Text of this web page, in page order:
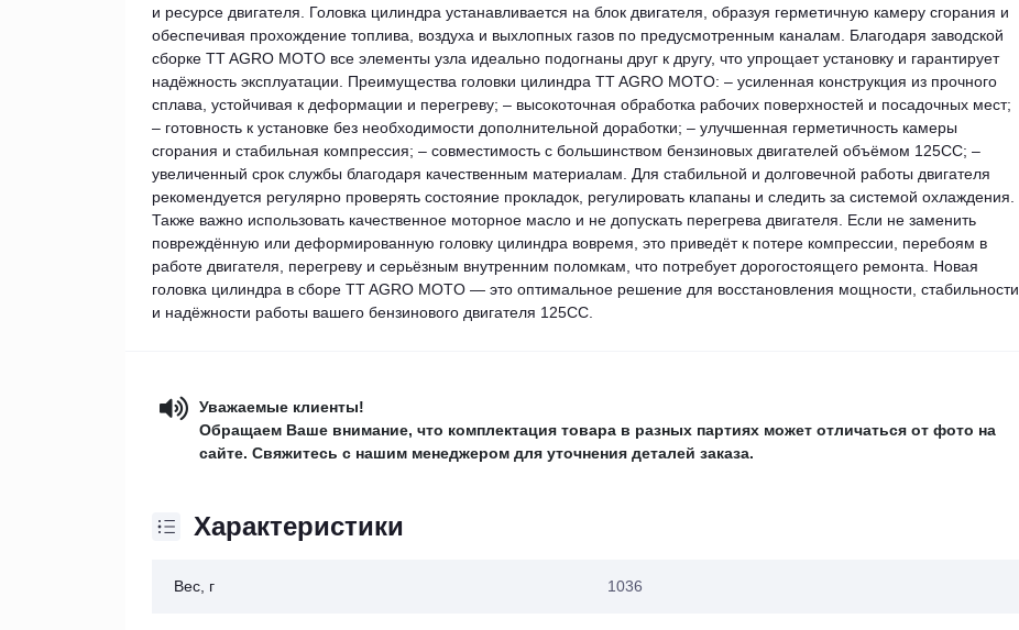
и ресурсе двигателя. Головка цилиндра устанавливается на блок двигателя, образуя герметичную камеру сгорания и
обеспечивая прохождение топлива, воздуха и выхлопных газов по предусмотренным каналам. Благодаря заводской
сборке TT AGRO MOTO все элементы узла идеально подогнаны друг к другу, что упрощает установку и гарантирует
надёжность эксплуатации. Преимущества головки цилиндра TT AGRO MOTO: – усиленная конструкция из прочного
сплава, устойчивая к деформации и перегреву; – высокоточная обработка рабочих поверхностей и посадочных мест;
– готовность к установке без необходимости дополнительной доработки; – улучшенная герметичность камеры
сгорания и стабильная компрессия; – совместимость с большинством бензиновых двигателей объёмом 125CC; –
увеличенный срок службы благодаря качественным материалам. Для стабильной и долговечной работы двигателя
рекомендуется регулярно проверять состояние прокладок, регулировать клапаны и следить за системой охлаждения.
Также важно использовать качественное моторное масло и не допускать перегрева двигателя. Если не заменить
повреждённую или деформированную головку цилиндра вовремя, это приведёт к потере компрессии, перебоям в
работе двигателя, перегреву и серьёзным внутренним поломкам, что потребует дорогостоящего ремонта. Новая
головка цилиндра в сборе TT AGRO MOTO — это оптимальное решение для восстановления мощности, стабильности
и надёжности работы вашего бензинового двигателя 125CC.
Уважаемые клиенты!
Обращаем Ваше внимание, что комплектация товара в разных партиях может отличаться от фото на
сайте. Свяжитесь с нашим менеджером для уточнения деталей заказа.
Характеристики
Вес, г 1036